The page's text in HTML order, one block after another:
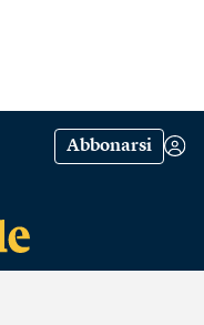
Abbonarsi